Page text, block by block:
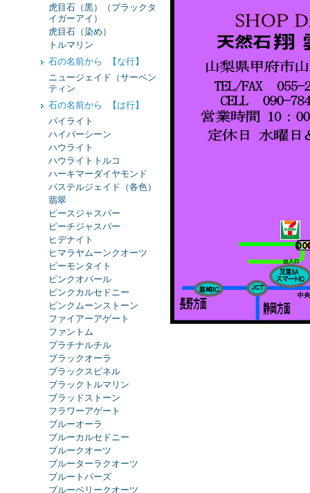
虎目石（黒）（ブラックタ
イガーアイ）
虎目石（染め）
トルマリン
石の名前から 【な行】
ニュージェイド（サーペン
ティン
石の名前から 【は行】
パイライト
ハイパーシーン
ハウライト
ハウライトトルコ
ハーキマーダイヤモンド
パステルジェイド（各色）
翡翠
ピースジャスパー
ピーチジャスパー
ヒデナイト
ヒマラヤムーンクオーツ
ピーモンタイト
ピンクオパール
ピンクカルセドニー
ピンクムーンストーン
ファイアーアゲート
ファントム
プラチナルチル
ブラックオーラ
ブラックスピネル
ブラックトルマリン
ブラッドストーン
フラワーアゲート
ブルーオーラ
ブルーカルセドニー
ブルークオーツ
ブルーターラクオーツ
ブルートパーズ
ブルーベリークオーツ